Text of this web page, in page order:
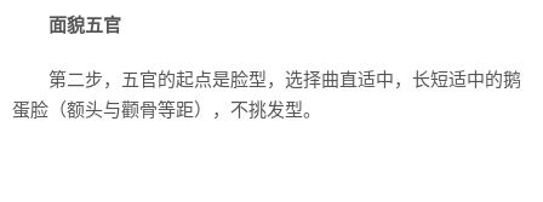
面貌五官
第二步，五官的起点是脸型，选择曲直适中，长短适中的鹅
蛋脸（额头与颧骨等距），不挑发型。